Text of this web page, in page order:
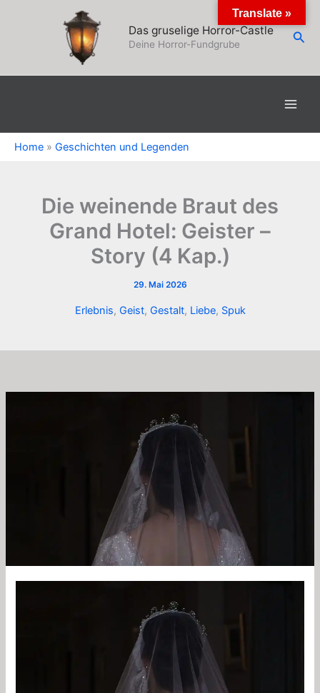
Das gruselige Horror-Castle
Deine Horror-Fundgrube
Home » Geschichten und Legenden
Die weinende Braut des
Grand Hotel: Geister –
Story (4 Kap.)
29. Mai 2026
Erlebnis, Geist, Gestalt, Liebe, Spuk
Translate »